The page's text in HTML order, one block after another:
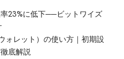
23%に低下──ビットワイズ
ォレット）の使い方｜初期設
底解説